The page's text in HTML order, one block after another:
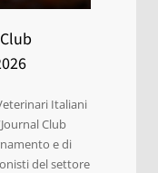
Italiani
Club
e di
del settore